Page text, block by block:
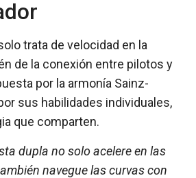
trata de velocidad en la
de la conexión entre pilotos y
por la armonía Sainz-
sus habilidades individuales,
que comparten.
dupla no solo acelere en las
navegue las curvas con